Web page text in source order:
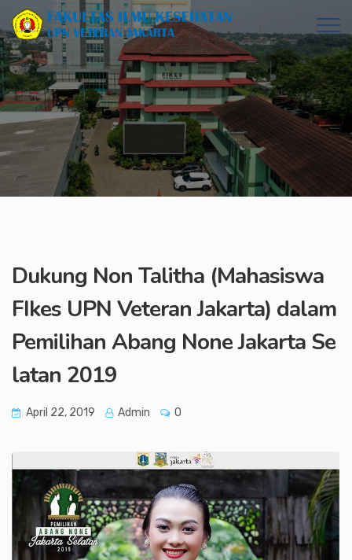
Dukung Non Talitha (Mahasiswa
FIkes UPN Veteran Jakarta) dalam
Pemilihan Abang None Jakarta Se
latan 2019
April 22, 2019 Admin 0